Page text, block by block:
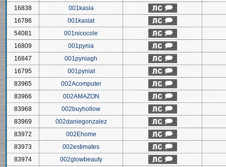
16838
001kasia
16786
001kasiat
54081
001nicocole
16809
001pynia
16847
001pyniagh
16795
001pyniat
83965
002Acomputer
83966
002AMAZON
83968
002buyhollow
83969
002daniegonzalez
83972
002Ehome
83973
002estimates
83974
002glowbeauty